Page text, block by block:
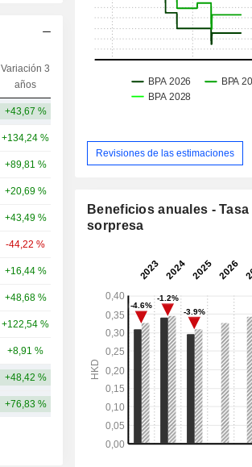
Variación 3
años
+43,67 %
+134,24 %
+89,81 % 7798,21 M
+20,69 %
+43,49 %
-44,22 %
+16,44 %
+48,68 % 2369,64 M
+122,54 %
+8,91 % 2256,14 M
+48,42 % 6056,3 M
+76,83 %
Revisiones de las estimaciones
Beneficios anuales - Tasa
sorpresa